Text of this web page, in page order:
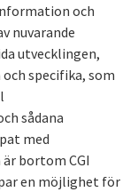
och
nuvarande
utvecklingen,
specifika, som
sådana
med
bortom CGI
en möjlighet för